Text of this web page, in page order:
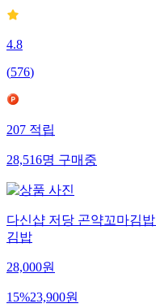
4.8
(576)
207적립
28,516명구매중
다신샵 저당 곤약꼬마김
김밥
28,000원
15%23,900원